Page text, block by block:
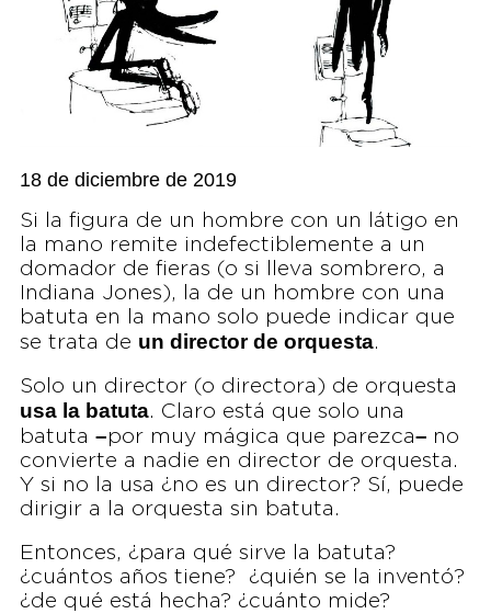
18 de diciembre de 2019
Si la figura de un hombre con un látigo en
la mano remite indefectiblemente a un
domador de fieras (o si lleva sombrero, a
Indiana Jones), la de un hombre con una
batuta en la mano solo puede indicar que
se trata de un director de orquesta.
Solo un director (o directora) de orquesta
usa la batuta. Claro está que solo una
batuta –por muy mágica que parezca– no
convierte a nadie en director de orquesta.
Y si no la usa ¿no es un director? Sí, puede
dirigir a la orquesta sin batuta.
Entonces, ¿para qué sirve la batuta?
¿cuántos años tiene? ¿quién se la inventó?
¿de qué está hecha? ¿cuánto mide?